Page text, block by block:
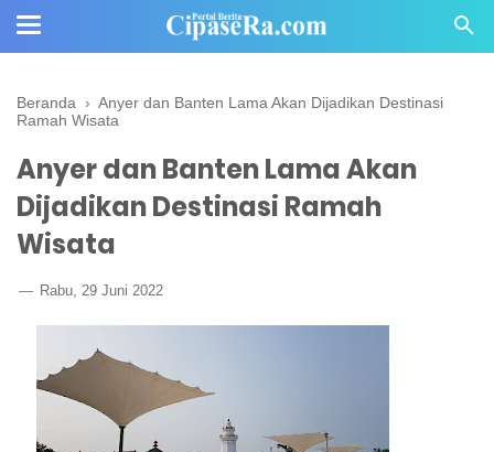
Beranda › Anyer dan Banten Lama Akan Dijadikan Destinasi
Ramah Wisata
Anyer dan Banten Lama Akan
Dijadikan Destinasi Ramah
Wisata
Rabu, 29 Juni 2022